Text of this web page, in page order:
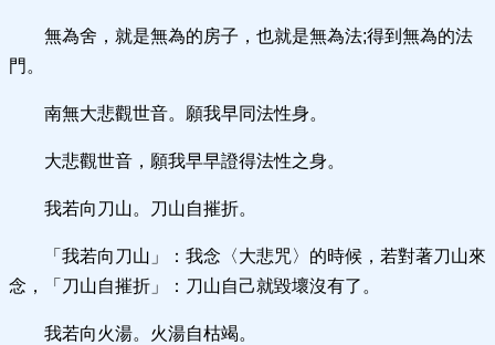
無為舍，就是無為的房子，也就是無為法;得到無為的法
門。
南無大悲觀世音。願我早同法性身。
大悲觀世音，願我早早證得法性之身。
我若向刀山。刀山自摧折。
「我若向刀山」：我念〈大悲咒〉的時候，若對著刀山來
念，「刀山自摧折」：刀山自己就毀壞沒有了。
我若向火湯。火湯自枯竭。